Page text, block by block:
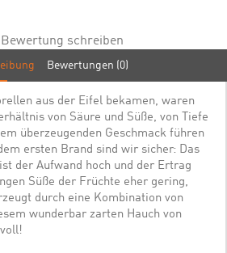
Bewertung schreiben
Bewertungen (0)
aus der Eifel bekamen, waren
von Säure und Süße, von Tiefe
überzeugenden Geschmack führen
ersten Brand sind wir sicher: Das
der Aufwand hoch und der Ertrag
Süße der Früchte eher gering,
durch eine Kombination von
wunderbar zarten Hauch von